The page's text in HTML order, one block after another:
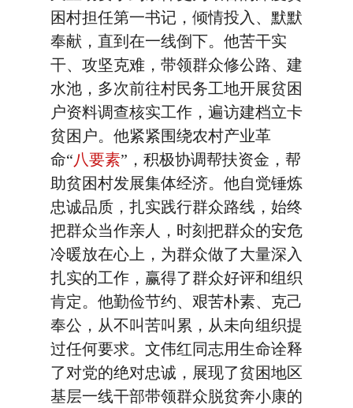
困村担任第一书记，倾情投入、默默
奉献，直到在一线倒下。他苦干实
干、攻坚克难，带领群众修公路、建
水池，多次前往村民务工地开展贫困
户资料调查核实工作，遍访建档立卡
贫困户。他紧紧围绕农村产业革
命“八要素”，积极协调帮扶资金，帮
助贫困村发展集体经济。他自觉锤炼
忠诚品质，扎实践行群众路线，始终
把群众当作亲人，时刻把群众的安危
冷暖放在心上，为群众做了大量深入
扎实的工作，赢得了群众好评和组织
肯定。他勤俭节约、艰苦朴素、克己
奉公，从不叫苦叫累，从未向组织提
过任何要求。文伟红同志用生命诠释
了对党的绝对忠诚，展现了贫困地区
基层一线干部带领群众脱贫奔小康的